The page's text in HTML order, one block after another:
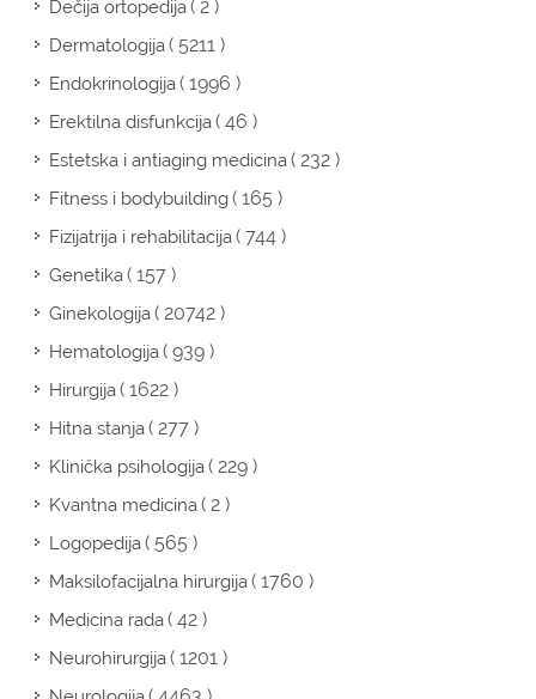
Dečija ortopedija( 2 )
Dermatologija( 5211 )
Endokrinologija( 1996 )
Erektilna disfunkcija( 46 )
Estetska i antiaging medicina( 232 )
Fitness i bodybuilding( 165 )
Fizijatrija i rehabilitacija( 744 )
Genetika( 157 )
Ginekologija( 20742 )
Hematologija( 939 )
Hirurgija( 1622 )
Hitna stanja( 277 )
Klinička psihologija( 229 )
Kvantna medicina( 2 )
Logopedija( 565 )
Maksilofacijalna hirurgija( 1760 )
Medicina rada( 42 )
Neurohirurgija( 1201 )